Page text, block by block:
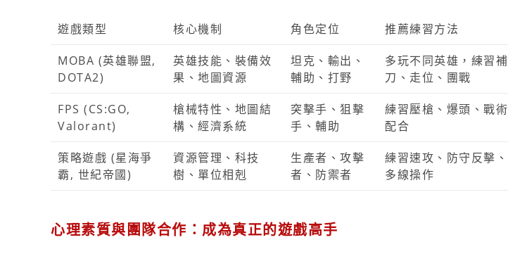
遊戲類型 核心機制 角色定位 推薦練習方法
MOBA (英雄聯盟,
DOTA2)
英雄技能、裝備效
果、地圖資源
坦克、輸出、
輔助、打野
多玩不同英雄，練習補
刀、走位、團戰
FPS (CS:GO,
Valorant)
槍械特性、地圖結
構、經濟系統
突擊手、狙擊
手、輔助
練習壓槍、爆頭、戰術
配合
策略遊戲 (星海爭
霸, 世紀帝國)
資源管理、科技
樹、單位相剋
生產者、攻擊
者、防禦者
練習速攻、防守反擊、
多線操作
心理素質與團隊合作：成為真正的遊戲高手